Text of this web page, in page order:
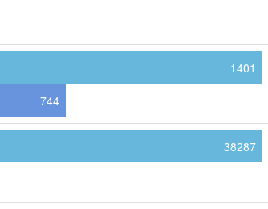
1401
744
38287